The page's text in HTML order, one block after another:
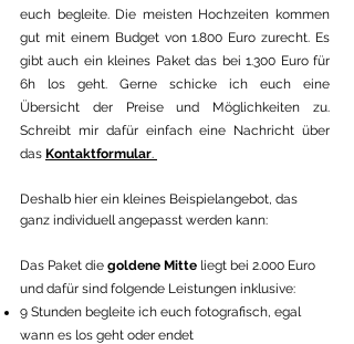
euch begleite. Die meisten Hochzeiten kommen
gut mit einem Budget von 1.800 Euro zurecht. Es
gibt auch ein kleines Paket das bei 1.300 Euro für
6h los geht. Gerne schicke ich euch eine
Übersicht der Preise und Möglichkeiten zu.
Schreibt mir dafür einfach eine Nachricht über
das Kontaktformular.
Deshalb hier ein kleines Beispielangebot, das
ganz individuell angepasst werden kann:
Das Paket die goldene Mitte liegt bei 2.000 Euro
und dafür sind folgende Leistungen inklusive:
9 Stunden begleite ich euch fotografisch, egal
wann es los geht oder endet